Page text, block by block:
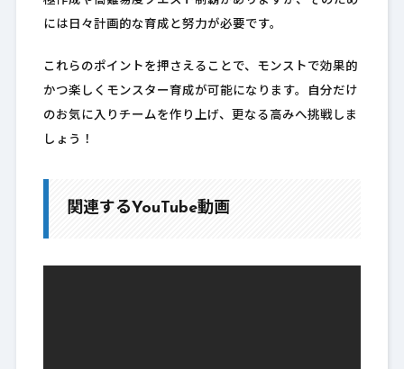
には日々計画的な育成と努力が必要です。
これらのポイントを押さえることで、モンストで効果的
かつ楽しくモンスター育成が可能になります。自分だけ
のお気に入りチームを作り上げ、更なる高みへ挑戦しま
しょう！
関連するYouTube動画